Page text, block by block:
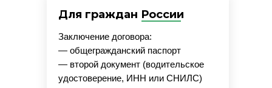
Для граждан России
Заключение договора:
— общегражданский паспорт
— второй документ (водительское
удостоверение, ИНН или СНИЛС)